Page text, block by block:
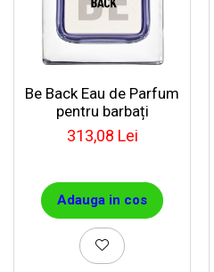
Be Back Eau de Parfum
pentru barbați
313,08 Lei
Adauga in cos